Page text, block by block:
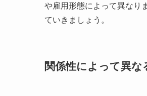
や雇用形態によって異なり
ていきましょう。
関係性によって異な